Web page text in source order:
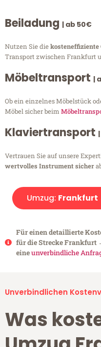
Beiladung | ab 50€
Nutzen Sie diekosteneffiziente
Transport zwischen Frankfurt
Möbeltransport |
Ob ein einzelnes Möbelstück
Möbel sicher beim
Klaviertransport
Vertrauen Sie auf unsere
wertvolles Instrument sicher
Umzug:
Für einen detaillierte
für die Strecke Frankfurt
eineunverbindliche
Unverbindlichen
Was